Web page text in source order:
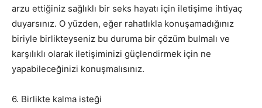
arzu ettiğiniz sağlıklı bir seks hayatı için iletişime ihtiyaç
duyarsınız. O yüzden, eğer rahatlıkla konuşamadığınız
biriyle birlikteyseniz bu duruma bir çözüm bulmalı ve
karşılıklı olarak iletişiminizi güçlendirmek için ne
yapabileceğinizi konuşmalısınız.
6. Birlikte kalma isteği